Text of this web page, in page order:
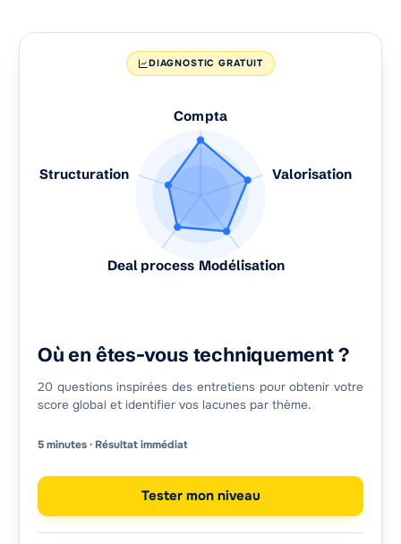
DIAGNOSTIC GRATUIT
Compta
Valorisation
Modélisation
Deal process
Structuration
Où en êtes-vous techniquement ?
20 questions inspirées des entretiens pour obtenir votre
score global et identifier vos lacunes par thème.
5 minutes · Résultat immédiat
Tester mon niveau